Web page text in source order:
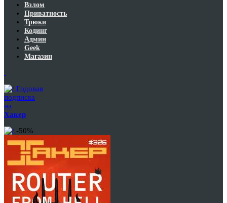
Взлом
Приватность
Трюки
Кодинг
Админ
Geek
Магазин
Годовая
подписка
на
Хакер
-50%